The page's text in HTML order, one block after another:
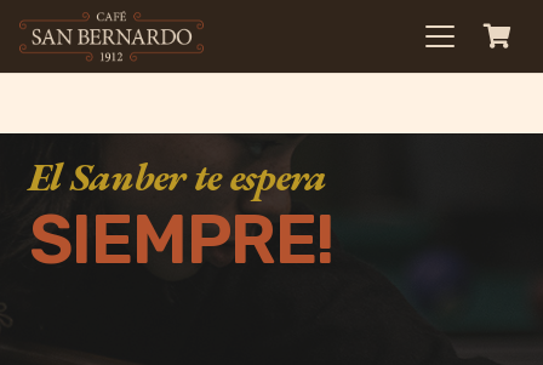
El Sanber te espera
SIEMPRE!